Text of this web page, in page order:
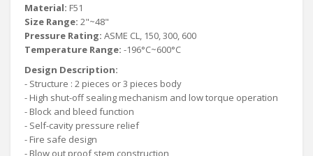
Material: F51
Size Range: 2"~48"
Pressure Rating: ASME CL, 150, 300, 600
Temperature Range: -196°C~600°C
Design Description:
- Structure : 2 pieces or 3 pieces body
- High shut-off sealing mechanism and low torque operation
- Block and bleed function
- Self-cavity pressure relief
- Fire safe design
- Blow out proof stem construction